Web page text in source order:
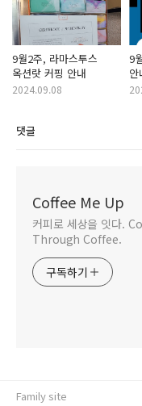
9월2주, 라마스투스
옥션랏 커핑 안내
2024.09.08
9
안
댓글
Coffee Me Up
커피로 세상을 잇다.
Through Coffee.
구독하기
Family site